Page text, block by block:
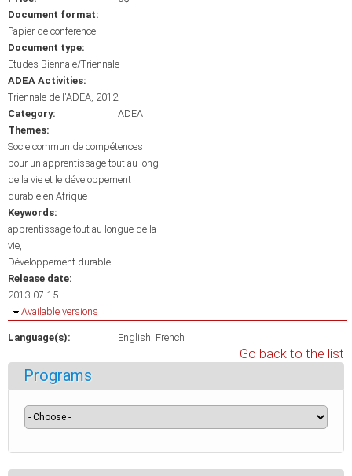
Document format:
Papier de conference
Document type:
Etudes Biennale/Triennale
ADEA Activities:
Triennale de l'ADEA, 2012
Category:
ADEA
Themes:
Socle commun de compétences
pour un apprentissage tout au long
de la vie et le développement
durable en Afrique
Keywords:
apprentissage tout au longue de la
vie
Développement durable
Release date:
2013-07-15
Hide
Available versions
Language(s): English French
Go back to the list
Programs